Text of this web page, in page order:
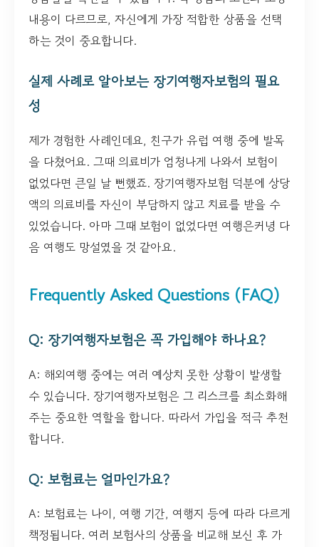
내용이 다르므로, 자신에게 가장 적합한 상품을 선택
하는 것이 중요합니다.
실제 사례로 알아보는 장기여행자보험의 필요
성
제가 경험한 사례인데요, 친구가 유럽 여행 중에 발목
을 다쳤어요. 그때 의료비가 엄청나게 나와서 보험이
없었다면 큰일 날 뻔했죠. 장기여행자보험 덕분에 상당
액의 의료비를 자신이 부담하지 않고 치료를 받을 수
있었습니다. 아마 그때 보험이 없었다면 여행은커녕 다
음 여행도 망설였을 것 같아요.
Frequently Asked Questions (FAQ)
Q: 장기여행자보험은 꼭 가입해야 하나요?
A: 해외여행 중에는 여러 예상치 못한 상황이 발생할
수 있습니다. 장기여행자보험은 그 리스크를 최소화해
주는 중요한 역할을 합니다. 따라서 가입을 적극 추천
합니다.
Q: 보험료는 얼마인가요?
A: 보험료는 나이, 여행 기간, 여행지 등에 따라 다르게
책정됩니다. 여러 보험사의 상품을 비교해 보신 후 가